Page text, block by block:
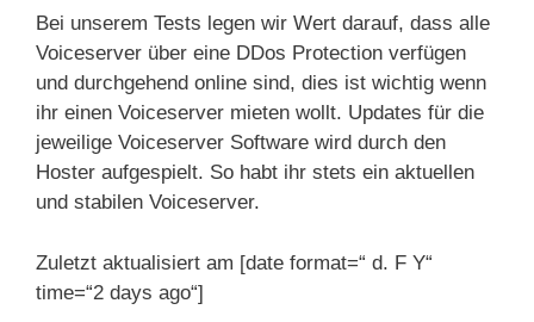
Bei unserem Tests legen wir Wert darauf, dass alle
Voiceserver über eine DDos Protection verfügen
und durchgehend online sind, dies ist wichtig wenn
ihr einen Voiceserver mieten wollt. Updates für die
jeweilige Voiceserver Software wird durch den
Hoster aufgespielt. So habt ihr stets ein aktuellen
und stabilen Voiceserver.
Zuletzt aktualisiert am [date format=“ d. F Y“
time=“2 days ago“]